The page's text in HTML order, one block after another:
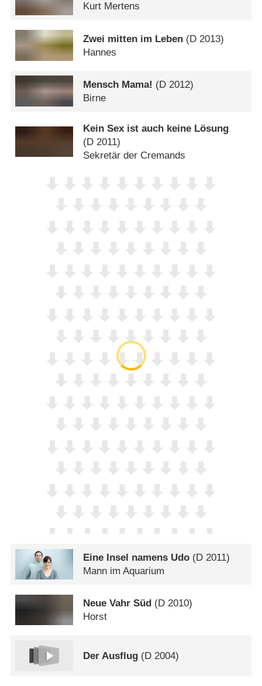
Kurt Mertens
Zwei mitten im Leben (D 2013)
Hannes
Mensch Mama! (D 2012)
Birne
Kein Sex ist auch keine Lösung
(D 2011)
Sekretär der Cremands
Eine Insel namens Udo (D 2011)
Mann im Aquarium
Neue Vahr Süd (D 2010)
Horst
Der Ausflug (D 2004)